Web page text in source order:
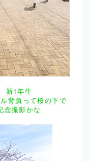
新1年生
背負って桜の下で
念撮影かな